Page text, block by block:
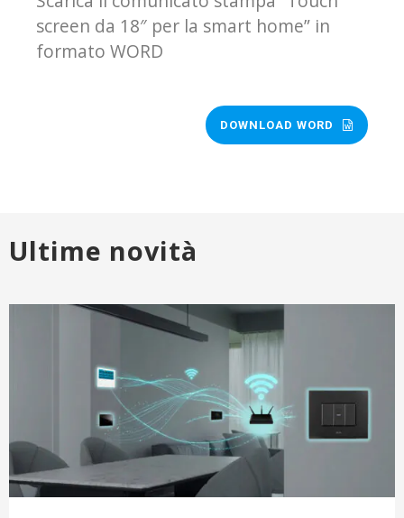
screen da 18″ per la smart home” in
formato WORD
DOWNLOAD WORD
Ultime novità